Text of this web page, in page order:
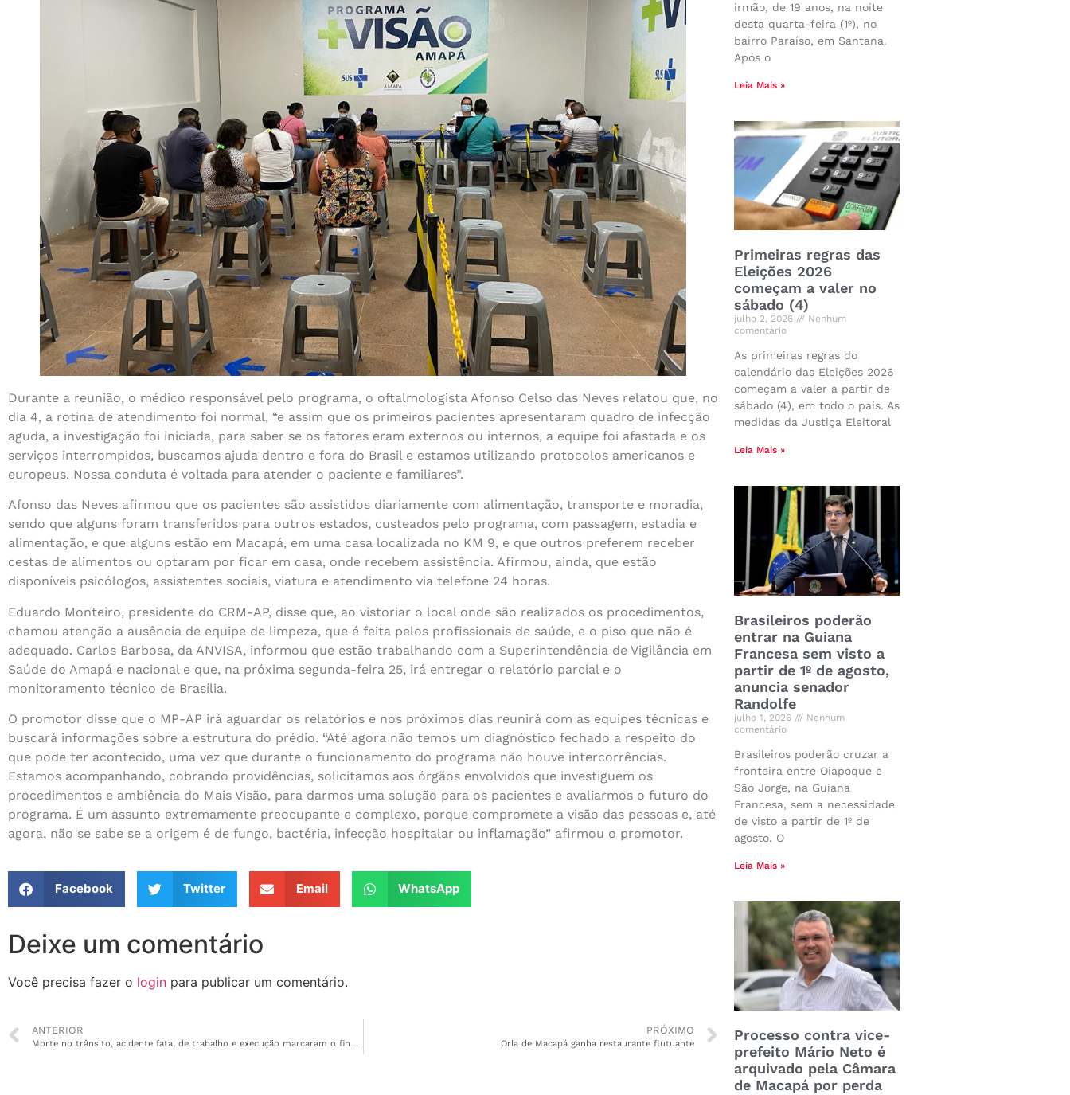
Durante a reunião, o médico responsável pelo programa, o oftalmologista Afonso Celso das Neves relatou que, no
dia 4, a rotina de atendimento foi normal, “e assim que os primeiros pacientes apresentaram quadro de infecção
aguda, a investigação foi iniciada, para saber se os fatores eram externos ou internos, a equipe foi afastada e os
serviços interrompidos, buscamos ajuda dentro e fora do Brasil e estamos utilizando protocolos americanos e
europeus. Nossa conduta é voltada para atender o paciente e familiares”.
Afonso das Neves afirmou que os pacientes são assistidos diariamente com alimentação, transporte e moradia,
sendo que alguns foram transferidos para outros estados, custeados pelo programa, com passagem, estadia e
alimentação, e que alguns estão em Macapá, em uma casa localizada no KM 9, e que outros preferem receber
cestas de alimentos ou optaram por ficar em casa, onde recebem assistência. Afirmou, ainda, que estão
disponíveis psicólogos, assistentes sociais, viatura e atendimento via telefone 24 horas.
Eduardo Monteiro, presidente do CRM-AP, disse que, ao vistoriar o local onde são realizados os procedimentos,
chamou atenção a ausência de equipe de limpeza, que é feita pelos profissionais de saúde, e o piso que não é
adequado. Carlos Barbosa, da ANVISA, informou que estão trabalhando com a Superintendência de Vigilância em
Saúde do Amapá e nacional e que, na próxima segunda-feira 25, irá entregar o relatório parcial e o
monitoramento técnico de Brasília.
O promotor disse que o MP-AP irá aguardar os relatórios e nos próximos dias reunirá com as equipes técnicas e
buscará informações sobre a estrutura do prédio. “Até agora não temos um diagnóstico fechado a respeito do
que pode ter acontecido, uma vez que durante o funcionamento do programa não houve intercorrências.
Estamos acompanhando, cobrando providências, solicitamos aos órgãos envolvidos que investiguem os
procedimentos e ambiência do Mais Visão, para darmos uma solução para os pacientes e avaliarmos o futuro do
programa. É um assunto extremamente preocupante e complexo, porque compromete a visão das pessoas e, até
agora, não se sabe se a origem é de fungo, bactéria, infecção hospitalar ou inflamação” afirmou o promotor.
Facebook Twitter Email WhatsApp
Deixe um comentário
Você precisa fazer o login para publicar um comentário.
ANTERIOR
Morte no trânsito, acidente fatal de trabalho e execução marcaram o final de semana
PRÓXIMO
Orla de Macapá ganha restaurante flutuante
irmão, de 19 anos, na noite
desta quarta-feira (1º), no
bairro Paraíso, em Santana.
Após o
Leia Mais »
Primeiras regras das
Eleições 2026
começam a valer no
sábado (4)
julho 2, 2026
Nenhum
comentário
As primeiras regras do
calendário das Eleições 2026
começam a valer a partir de
sábado (4), em todo o país. As
medidas da Justiça Eleitoral
Leia Mais »
Brasileiros poderão
entrar na Guiana
Francesa sem visto a
partir de 1º de agosto,
anuncia senador
Randolfe
julho 1, 2026
Nenhum
comentário
Brasileiros poderão cruzar a
fronteira entre Oiapoque e
São Jorge, na Guiana
Francesa, sem a necessidade
de visto a partir de 1º de
agosto. O
Leia Mais »
Processo contra vice-
prefeito Mário Neto é
arquivado pela Câmara
de Macapá por perda